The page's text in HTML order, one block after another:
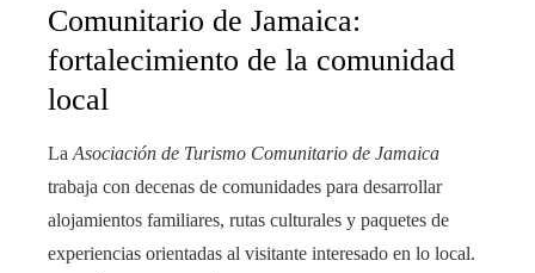
Comunitario de Jamaica:
fortalecimiento de la comunidad
local
La Asociación de Turismo Comunitario de Jamaica
trabaja con decenas de comunidades para desarrollar
alojamientos familiares, rutas culturales y paquetes de
experiencias orientadas al visitante interesado en lo local.